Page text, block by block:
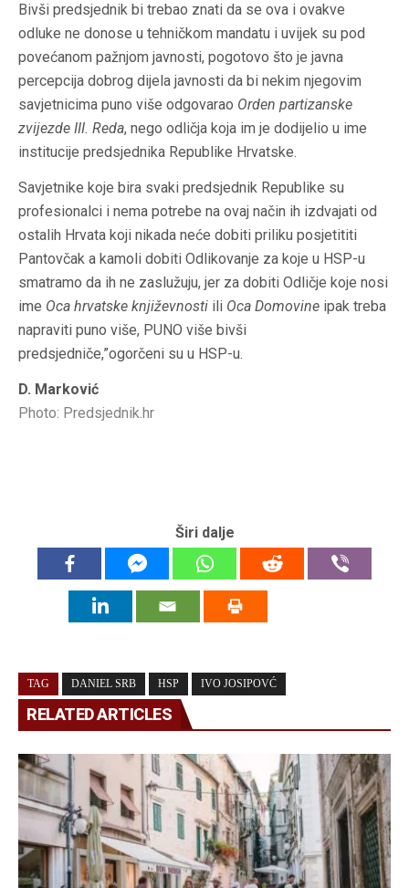
Bivši predsjednik bi trebao znati da se ova i ovakve
odluke ne donose u tehničkom mandatu i uvijek su pod
povećanom pažnjom javnosti, pogotovo što je javna
percepcija dobrog dijela javnosti da bi nekim njegovim
savjetnicima puno više odgovarao Orden partizanske
zvijezde III. Reda, nego odličja koja im je dodijelio u ime
institucije predsjednika Republike Hrvatske.
Savjetnike koje bira svaki predsjednik Republike su
profesionalci i nema potrebe na ovaj način ih izdvajati od
ostalih Hrvata koji nikada neće dobiti priliku posjetititi
Pantovčak a kamoli dobiti Odlikovanje za koje u HSP-u
smatramo da ih ne zaslužuju, jer za dobiti Odličje koje nosi
ime Oca hrvatske književnosti ili Oca Domovine ipak treba
napraviti puno više, PUNO više bivši
predsjedniče,”ogorčeni su u HSP-u.
D. Marković
Photo: Predsjednik.hr
Širi dalje
TAG DANIEL SRB HSP IVO JOSIPOVĆ
RELATED ARTICLES